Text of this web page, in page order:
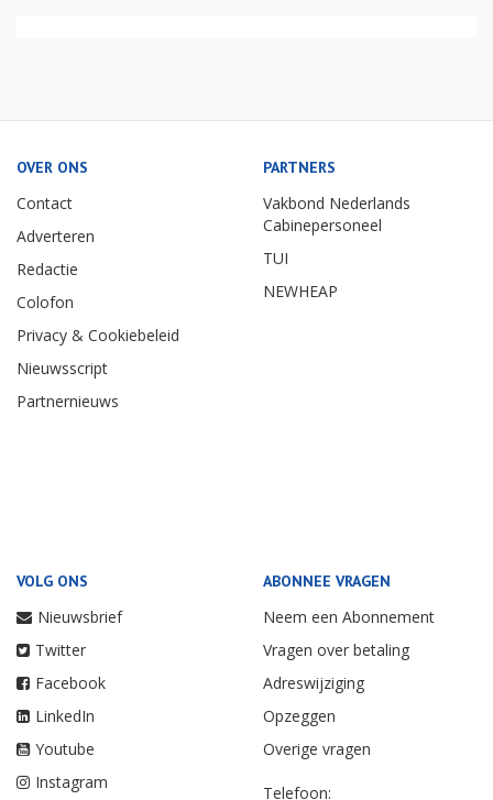
OVER ONS
Contact
Adverteren
Redactie
Colofon
Privacy & Cookiebeleid
Nieuwsscript
Partnernieuws
PARTNERS
Vakbond Nederlands
Cabinepersoneel
TUI
NEWHEAP
VOLG ONS
Nieuwsbrief
Twitter
Facebook
LinkedIn
Youtube
Instagram
ABONNEE VRAGEN
Neem een Abonnement
Vragen over betaling
Adreswijziging
Opzeggen
Overige vragen
Telefoon: